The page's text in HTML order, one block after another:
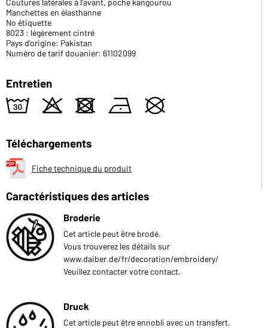
Manchettes en élasthanne
No étiquette
8023 : légèrement cintré
Pays d'origine: Pakistan
Numéro de tarif douanier: 61102099
Entretien
w o d n U
Téléchargements
Fiche technique du produit
Caractéristiques des articles
Broderie
Cet article peut être brodé.
Vous trouverez les détails sur
www.daiber.de/fr/decoration/embroidery/
Veuillez contacter votre contact.
Druck
Cet article peut être ennobli avec un transfert.